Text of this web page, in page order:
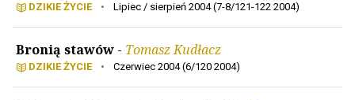
DZIKIE ŻYCIE • Lipiec / sierpień 2004 (7-8/121-122 2004)
Bronią stawów - Tomasz Kudłacz
DZIKIE ŻYCIE • Czerwiec 2004 (6/120 2004)